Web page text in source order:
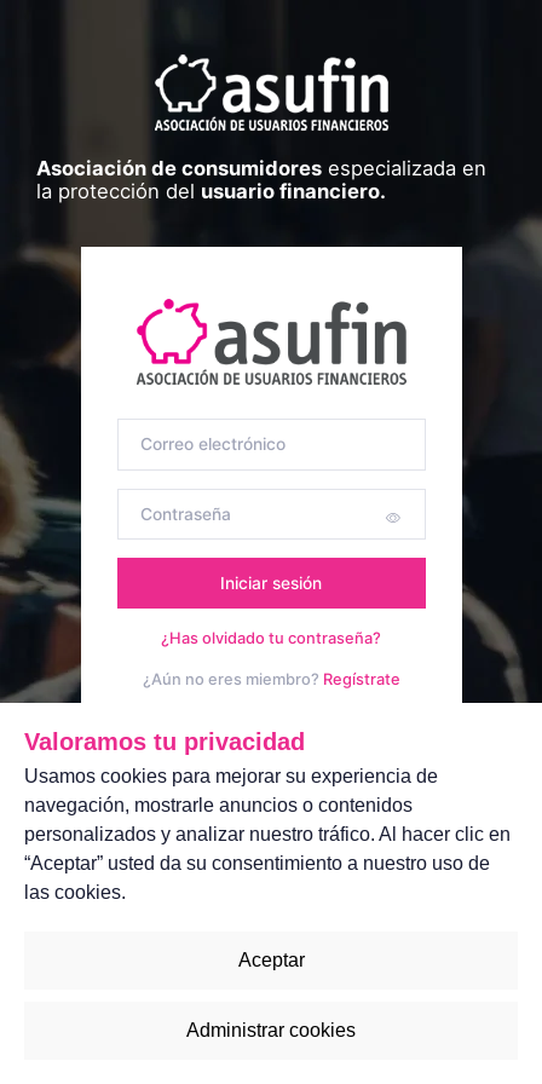
Asociación de consumidores especializada en
la protección del usuario financiero.
Iniciar sesión
¿Has olvidado tu contraseña?
¿Aún no eres miembro? Regístrate
Valoramos tu privacidad
Usamos cookies para mejorar su experiencia de
navegación, mostrarle anuncios o contenidos
personalizados y analizar nuestro tráfico. Al hacer clic en
“Aceptar” usted da su consentimiento a nuestro uso de
las cookies.
Aceptar
Administrar cookies